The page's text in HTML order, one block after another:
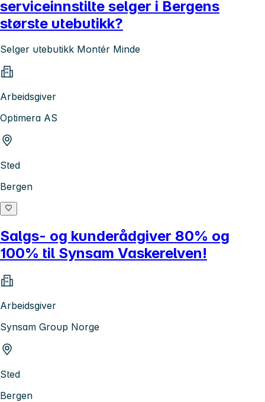
serviceinnstilte selger i Bergens
største utebutikk?
Selger utebutikk Montér Minde
Arbeidsgiver
Optimera AS
Sted
Bergen
Salgs- og kunderådgiver 80% og
100% til Synsam Vaskerelven!
Arbeidsgiver
Synsam Group Norge
Sted
Bergen